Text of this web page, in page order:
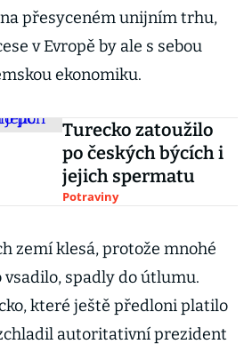
přesyceném unijním trhu,
v Evropě by ale s sebou
ekonomiku.
Turecko zatoužilo
po českých býcích i
jejich spermatu
Potraviny
zemí klesá, protože mnohé
vsadilo, spadly do útlumu.
které ještě předloni platilo
autoritativní prezident